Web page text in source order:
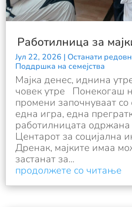
Работилница за
Јул 22, 2026 | Останати
Поддршка на семејства
Мајка денес, иднина
човек утре Понекогаш
промени започнуваат
една игра, една
работилницата одржана
Центарот за социјална
Дренак, мајките имаа
застанат за...
продолжете со читање